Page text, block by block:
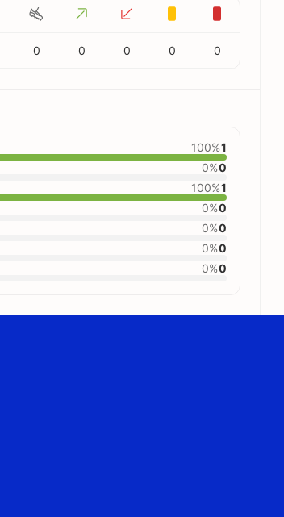
0 0 0 0 0
100%1
0%0
100%1
0%0
0%0
0%0
0%0